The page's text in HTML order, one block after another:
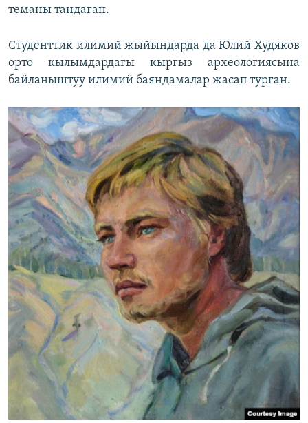
теманы тандаган.
Студенттик илимий жыйындарда да Юлий Худяков
орто кылымдардагы кыргыз археологиясына
байланыштуу илимий баяндамалар жасап турган.